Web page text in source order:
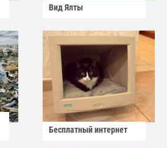
Вид Ялты
Бесплатный интернет